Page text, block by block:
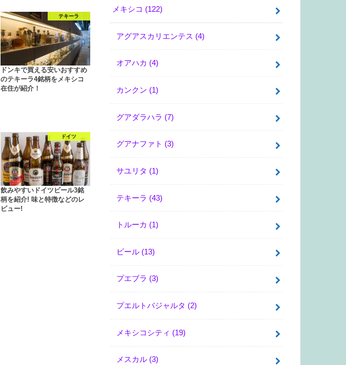
テキーラ
ドンキで買える安いおすすめ
のテキーラ4銘柄をメキシコ
在住が紹介！
ドイツ
飲みやすいドイツビール3銘
柄を紹介! 味と特徴などのレ
ビュー!
メキシコ (122)
アグアスカリエンテス (4)
オアハカ (4)
カンクン (1)
グアダラハラ (7)
グアナファト (3)
サユリタ (1)
テキーラ (43)
トルーカ (1)
ビール (13)
プエブラ (3)
プエルトバジャルタ (2)
メキシコシティ (19)
メスカル (3)